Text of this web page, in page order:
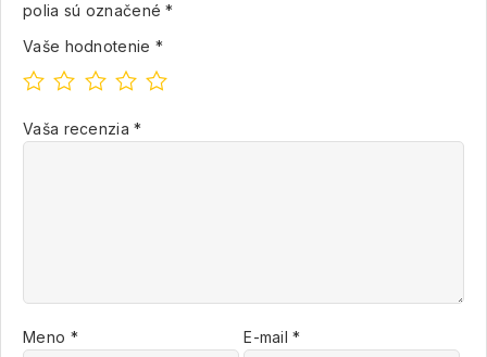
polia sú označené*
Vaše hodnotenie *
Vaša recenzia*
Meno * E-mail*